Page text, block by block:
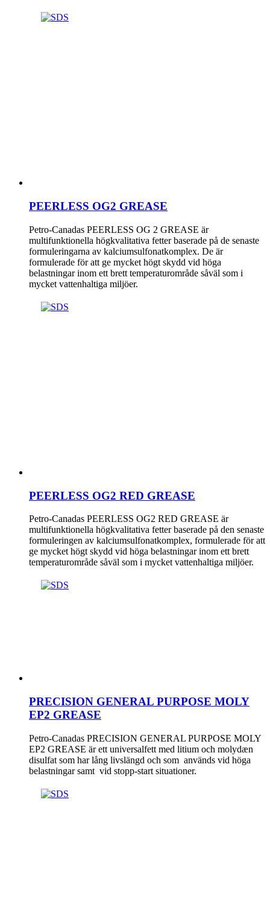
PEERLESS OG2 GREASE
Petro-Canadas PEERLESS OG 2 GREASE är
multifunktionella högkvalitativa fetter baserade på de senaste
formuleringarna av kalciumsulfonatkomplex. De är
formulerade för att ge mycket högt skydd vid höga
belastningar inom ett brett temperaturområde såväl som i
mycket vattenhaltiga miljöer.
PEERLESS OG2 RED GREASE
Petro-Canadas PEERLESS OG2 RED GREASE är
multifunktionella högkvalitativa fetter baserade på den senaste
formuleringen av kalciumsulfonatkomplex, formulerade för att
ge mycket högt skydd vid höga belastningar inom ett brett
temperaturområde såväl som i mycket vattenhaltiga miljöer.
PRECISION GENERAL PURPOSE MOLY
EP2 GREASE
Petro-Canadas PRECISION GENERAL PURPOSE MOLY
EP2 GREASE är ett universalfett med litium och molydæn
disulfat som har lång livslängd och som används vid höga
belastningar samt vid stopp-start situationer.